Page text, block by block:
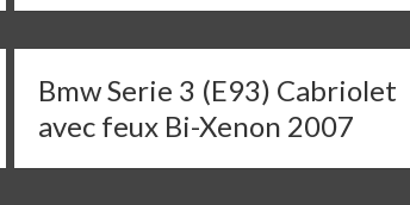
Bmw Serie 3 (E93) Cabriolet
avec feux Bi-Xenon 2007